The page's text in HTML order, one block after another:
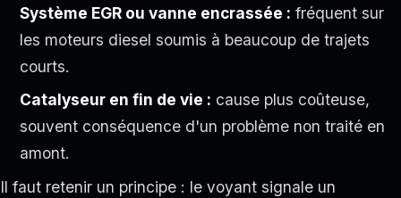
Système EGR ou vanne encrassée : fréquent sur
les moteurs diesel soumis à beaucoup de trajets
courts.
Catalyseur en fin de vie : cause plus coûteuse,
souvent conséquence d'un problème non traité en
amont.
Il faut retenir un principe : le voyant signale un